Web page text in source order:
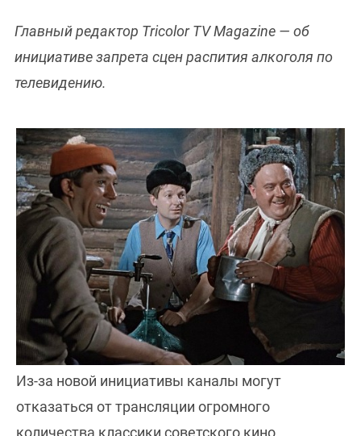
Главный редактор Tricolor TV Magazine — об
инициативе запрета сцен распития алкоголя по
телевидению.
Из-за новой инициативы каналы могут
отказаться от трансляции огромного
количества классики советского кино